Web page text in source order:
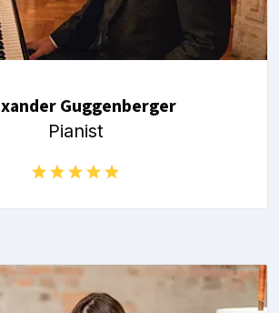
Guggenberger
Pianist